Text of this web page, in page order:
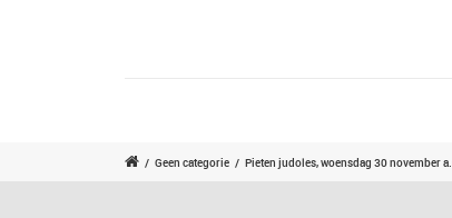
/ Geen categorie / Pieten judoles, woensdag 30 november